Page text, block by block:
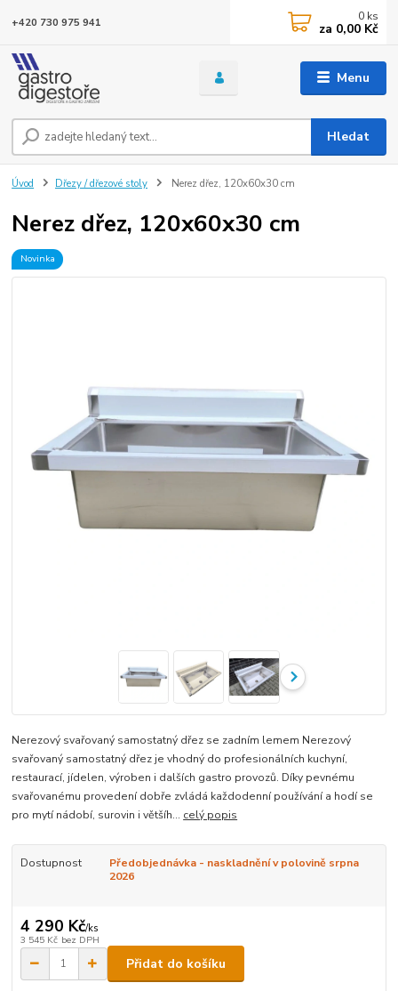
Menu
Hledat
+420 730 975 941 0 ks
za 0,00 Kč
Úvod Dřezy / dřezové stoly Nerez dřez, 120x60x30 cm
Nerez dřez, 120x60x30 cm
Novinka
Nerezový svařovaný samostatný dřez se zadním lemem Nerezový
svařovaný samostatný dřez je vhodný do profesionálních kuchyní,
restaurací, jídelen, výroben i dalších gastro provozů. Díky pevnému
svařovanému provedení dobře zvládá každodenní používání a hodí se
pro mytí nádobí, surovin i většíh... celý popis
Dostupnost
Předobjednávka - naskladnění v polovině srpna
2026
4 290 Kč/ks
3 545 Kč bez DPH
Přidat do košíku